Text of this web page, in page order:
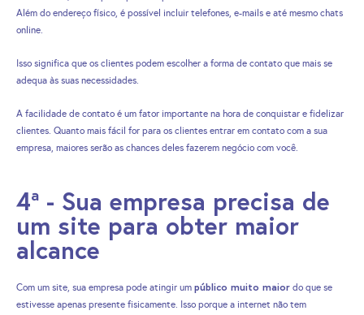
Além do endereço físico, é possível incluir telefones, e-mails e até mesmo chats
online.
Isso significa que os clientes podem escolher a forma de contato que mais se
adequa às suas necessidades.
A facilidade de contato é um fator importante na hora de conquistar e fidelizar
clientes. Quanto mais fácil for para os clientes entrar em contato com a sua
empresa, maiores serão as chances deles fazerem negócio com você.
4ª - Sua empresa precisa de
um site para obter maior
alcance
Com um site, sua empresa pode atingir um público muito maior do que se
estivesse apenas presente fisicamente. Isso porque a internet não tem